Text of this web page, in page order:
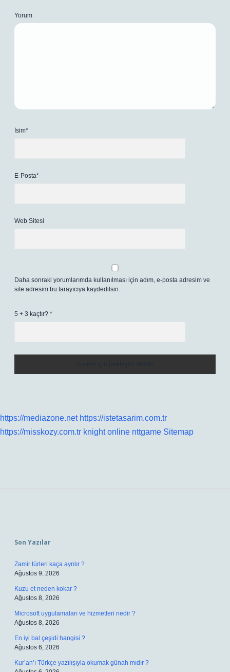
Yorum
İsim*
E-Posta*
Web Sitesi
Daha sonraki yorumlarımda kullanılması için adım, e-posta adresim ve
site adresim bu tarayıcıya kaydedilsin.
5 + 3 kaçtır? *
https://mediazone.net https://istetasarim.com.tr
https://misskozy.com.tr knight online nttgame Sitemap
Son Yazılar
Zamir türleri kaça ayrılır ?
Ağustos 9, 2026
Kuzu et neden kokar ?
Ağustos 8, 2026
Microsoft uygulamaları ve hizmetleri nedir ?
Ağustos 8, 2026
En iyi bal çeşidi hangisi ?
Ağustos 6, 2026
Kur’an’ı Türkçe yazılışıyla okumak günah mıdır ?